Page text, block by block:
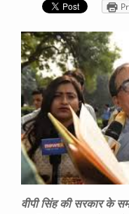
वीपी सिंह की सरकार के